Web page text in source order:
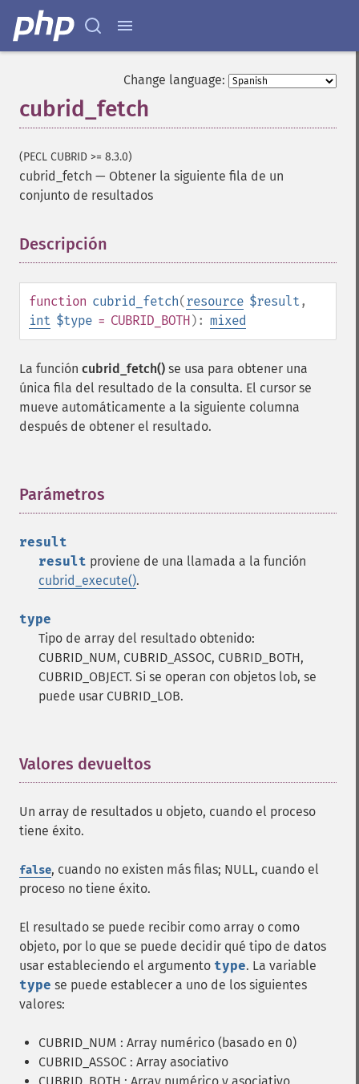
Change language:
cubrid_fetch
(PECL CUBRID >= 8.3.0)
cubrid_fetch — Obtener la siguiente fila de un
conjunto de resultados
Descripción
function cubrid_fetch(resource $result ,
int $type = CUBRID_BOTH): mixed
La función cubrid_fetch() se usa para obtener una
única fila del resultado de la consulta. El cursor se
mueve automáticamente a la siguiente columna
después de obtener el resultado.
Parámetros
result
result proviene de una llamada a la función
cubrid_execute().
type
Tipo de array del resultado obtenido:
CUBRID_NUM, CUBRID_ASSOC, CUBRID_BOTH,
CUBRID_OBJECT. Si se operan con objetos lob, se
puede usar CUBRID_LOB.
Valores devueltos
Un array de resultados u objeto, cuando el proceso
tiene éxito.
false, cuando no existen más filas; NULL, cuando el
proceso no tiene éxito.
El resultado se puede recibir como array o como
objeto, por lo que se puede decidir qué tipo de datos
usar estableciendo el argumento type. La variable
type se puede establecer a uno de los siguientes
valores:
CUBRID_NUM : Array numérico (basado en 0)
CUBRID_ASSOC : Array asociativo